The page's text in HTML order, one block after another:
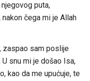
puta,
čega mi je Allah
zaspao sam poslije
snu mi je došao Isa,
kao da me upućuje, te